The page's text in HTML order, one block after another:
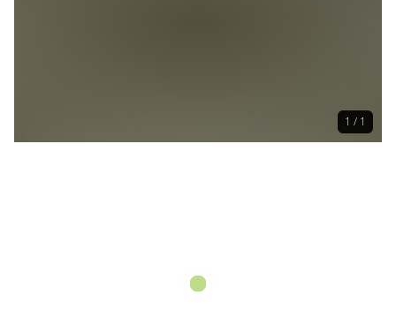
1 / 1